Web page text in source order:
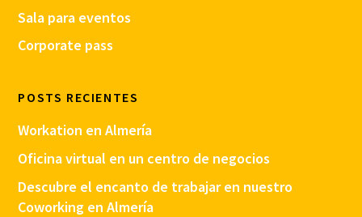
Sala para eventos
Corporate pass
POSTS RECIENTES
Workation en Almería
Oficina virtual en un centro de negocios
Descubre el encanto de trabajar en nuestro
Coworking en Almería